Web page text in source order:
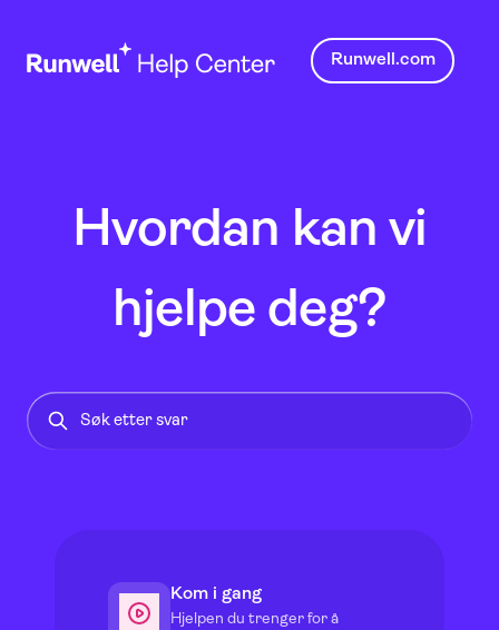
Runwell.com
Hvordan kan vi
hjelpe deg?
Kom i gang
Hjelpen du trenger for å